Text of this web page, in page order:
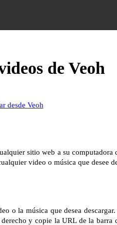
de Veoh
desde Veoh
sitio web a su computadora
video o música que desee
o la música que desea
y copie la URL de la barra